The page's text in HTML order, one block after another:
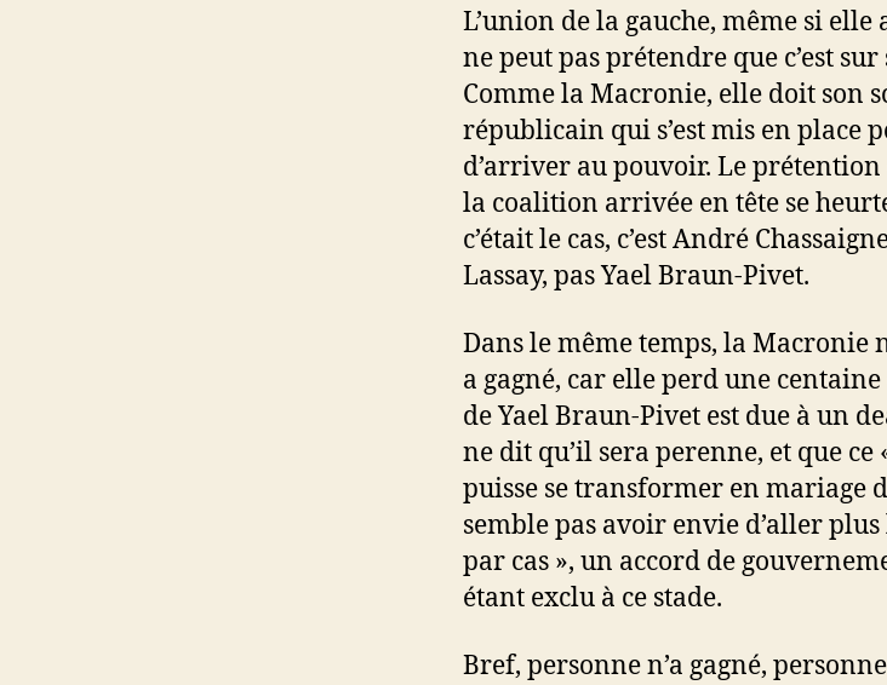
L’union de la gauche, même si
ne peut pas prétendre que c’est
Comme la Macronie, elle doit son
républicain qui s’est mis en place
d’arriver au pouvoir. Le prétention
la coalition arrivée en tête se
c’était le cas, c’est André
Lassay, pas Yael Braun-Pivet.
Dans le même temps, la Macronie
a gagné, car elle perd une centaine
de Yael Braun-Pivet est due à un
ne dit qu’il sera perenne, et que ce
puisse se transformer en mariage
semble pas avoir envie d’aller
par cas », un accord de
étant exclu à ce stade.
Bref, personne n’a gagné,